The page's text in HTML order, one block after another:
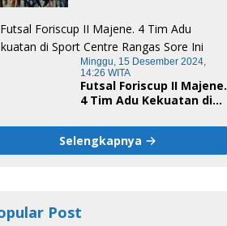
Minggu, 15 Desember 2024,
14:26 WITA
Futsal Foriscup II Majene.
4 Tim Adu Kekuatan di
Sore Ini
Selengkapnya
Post